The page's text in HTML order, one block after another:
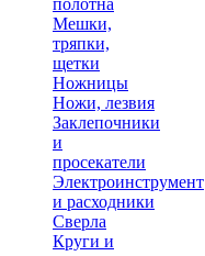
полотна
Мешки,
тряпки,
щетки
Ножницы
Ножи, лезвия
Заклепочники
и
просекатели
Электроинструмент
и расходники
Сверла
Круги и